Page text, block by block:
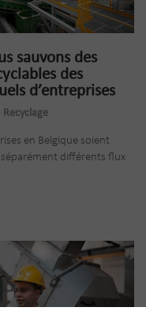
sauvons des
des
d’entreprises
Recyclage
en Belgique soient
différents flux